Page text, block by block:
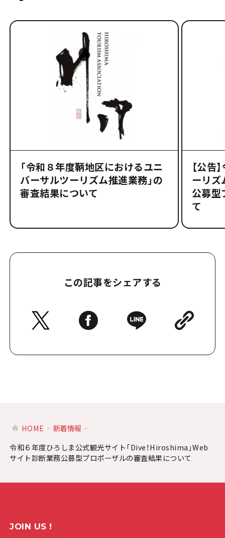
「令和８年度鞆地区におけるユニ
バーサルツーリズム推進業務」の
審査結果について
【公告
ーリ
公募型
て
この記事をシェアする
HOME
新着情報
令和６年度ひろしま公式観光サイト「Dive！Hiroshima」Web
サイト診断業務公募型プロポーザルの審査結果について
JOIN US !